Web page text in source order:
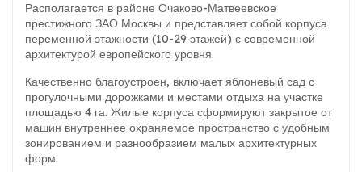
Располагается в районе Очаково-Матвеевское
престижного ЗАО Москвы и представляет собой корпуса
переменной этажности (10-29 этажей) с современной
архитектурой европейского уровня.
Качественно благоустроен, включает яблоневый сад с
прогулочными дорожками и местами отдыха на участке
площадью 4 га. Жилые корпуса сформируют закрытое от
машин внутреннее охраняемое пространство с удобным
зонированием и разнообразием малых архитектурных
форм.